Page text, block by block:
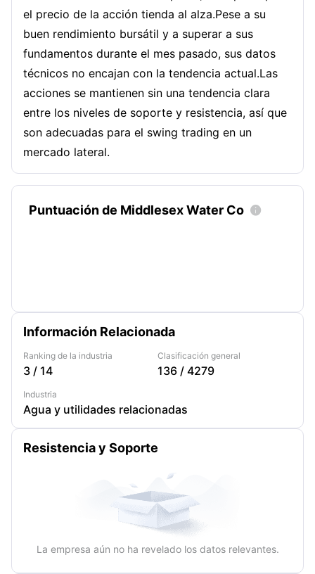
el precio de la acción tienda al alza.Pese a su
buen rendimiento bursátil y a superar a sus
fundamentos durante el mes pasado, sus datos
técnicos no encajan con la tendencia actual.Las
acciones se mantienen sin una tendencia clara
entre los niveles de soporte y resistencia, así que
son adecuadas para el swing trading en un
mercado lateral.
Puntuación de Middlesex Water Co 
Información Relacionada
Ranking de la industria
3 / 14
Clasificación general
136 / 4279
Industria
Agua y utilidades relacionadas
Resistencia y Soporte
La empresa aún no ha revelado los datos relevantes.